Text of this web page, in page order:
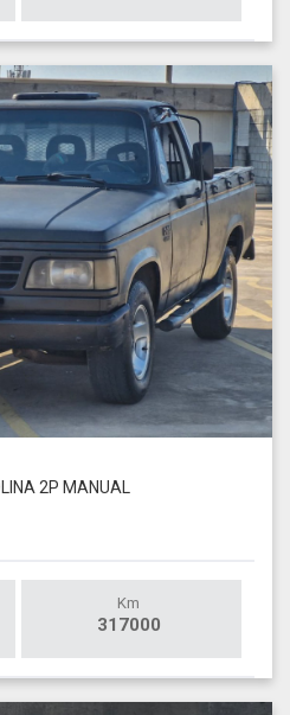
2P MANUAL
Km
317000